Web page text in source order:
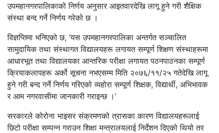
उपमहानगरपालिकाको निर्णय अनुसार आइतवारदेखि लागू हुने गरी शैक्षिक
संस्था बन्द गर्ने निर्णय गरेको छ ।
विज्ञप्तिमा भनिएको छ, ‘यस उपमहानगरपालिका अन्तर्गत सञ्चालित
सामुदायिक तथा संस्थागत विद्यालयहरू लगायत सम्पूर्ण शिक्षण संस्थाहरूमा
आधारभूत तथा विद्यालयका आन्तरिक परीक्षा लगायत पठनपाठनका सम्पूर्ण
क्रियाकलापहरू अर्को सूचना नभएसम्म मिति २०७६/११/२५ गतेदेखि लागू
हुने गरी बन्द गर्ने निर्णय गरिएको व्यहोरा सम्पूर्ण शिक्षक, विद्यार्थी, अभिभावक
र आम नगरवासीमा जानकारी गराइन्छ ।’
सरकारले कोरोना भाइसर संक्रमणको त्रासका कारण विद्यालयहरूलाई
छिटो परीक्षा सम्पन्न गराउन शिक्षा मन्त्रालयलाई निर्देशन दिएको थियो तर